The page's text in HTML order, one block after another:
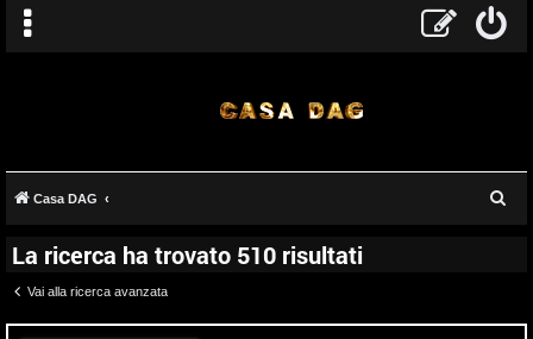
Casa DAG
La ricerca ha trovato 510 risultati
Vai alla ricerca avanzata